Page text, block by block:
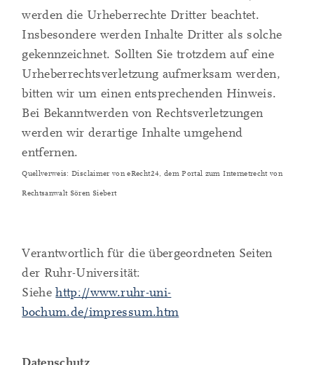
werden die Urheberrechte Dritter beachtet.
Insbesondere werden Inhalte Dritter als solche
gekennzeichnet. Sollten Sie trotzdem auf eine
Urheberrechtsverletzung aufmerksam werden,
bitten wir um einen entsprechenden Hinweis.
Bei Bekanntwerden von Rechtsverletzungen
werden wir derartige Inhalte umgehend
entfernen.
Quellverweis: Disclaimer von eRecht24, dem Portal zum Internetrecht von
Rechtsanwalt Sören Siebert
Verantwortlich für die übergeordneten Seiten
der Ruhr-Universität:
Siehehttp://www.ruhr-uni-
bochum.de/impressum.htm